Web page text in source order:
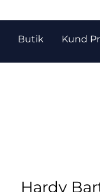
Butik Kund
Hardy